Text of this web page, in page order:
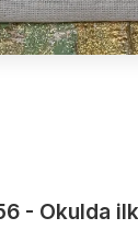
- Okulda